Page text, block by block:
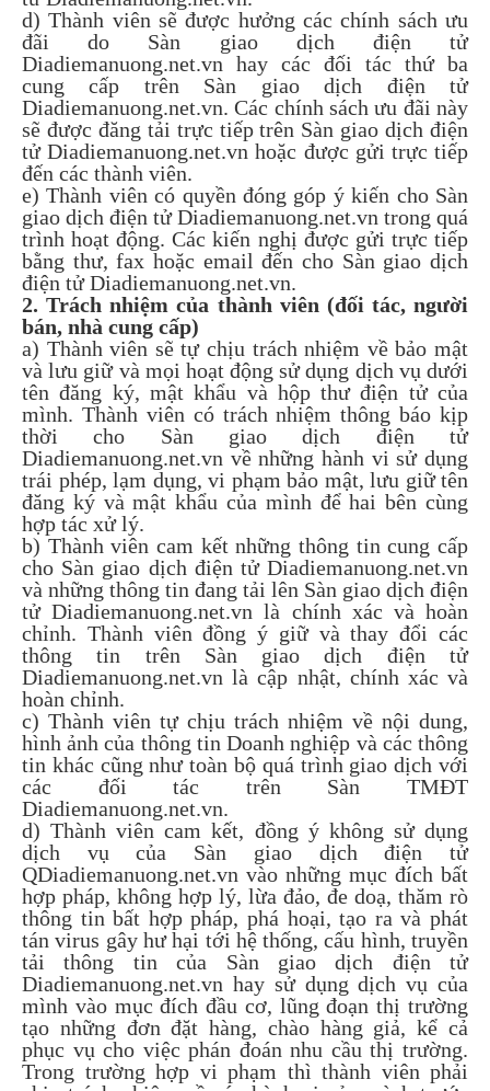
d) Thành viên sẽ được hưởng các chính sách ưu
đãi do Sàn giao dịch điện tử
Diadiemanuong.net.vn hay các đối tác thứ ba
cung cấp trên Sàn giao dịch điện tử
Diadiemanuong.net.vn. Các chính sách ưu đãi này
sẽ được đăng tải trực tiếp trên Sàn giao dịch điện
tử Diadiemanuong.net.vn hoặc được gửi trực tiếp
đến các thành viên.
e) Thành viên có quyền đóng góp ý kiến cho Sàn
giao dịch điện tử Diadiemanuong.net.vn trong quá
trình hoạt động. Các kiến nghị được gửi trực tiếp
bằng thư, fax hoặc email đến cho Sàn giao dịch
điện tử Diadiemanuong.net.vn.
2. Trách nhiệm của thành viên (đối tác, người
bán, nhà cung cấp)
a) Thành viên sẽ tự chịu trách nhiệm về bảo mật
và lưu giữ và mọi hoạt động sử dụng dịch vụ dưới
tên đăng ký, mật khẩu và hộp thư điện tử của
mình. Thành viên có trách nhiệm thông báo kịp
thời cho Sàn giao dịch điện tử
Diadiemanuong.net.vn về những hành vi sử dụng
trái phép, lạm dụng, vi phạm bảo mật, lưu giữ tên
đăng ký và mật khẩu của mình để hai bên cùng
hợp tác xử lý.
b) Thành viên cam kết những thông tin cung cấp
cho Sàn giao dịch điện tử Diadiemanuong.net.vn
và những thông tin đang tải lên Sàn giao dịch điện
tử Diadiemanuong.net.vn là chính xác và hoàn
chỉnh. Thành viên đồng ý giữ và thay đổi các
thông tin trên Sàn giao dịch điện tử
Diadiemanuong.net.vn là cập nhật, chính xác và
hoàn chỉnh.
c) Thành viên tự chịu trách nhiệm về nội dung,
hình ảnh của thông tin Doanh nghiệp và các thông
tin khác cũng như toàn bộ quá trình giao dịch với
các đối tác trên Sàn TMĐT
Diadiemanuong.net.vn.
d) Thành viên cam kết, đồng ý không sử dụng
dịch vụ của Sàn giao dịch điện tử
QDiadiemanuong.net.vn vào những mục đích bất
hợp pháp, không hợp lý, lừa đảo, đe doạ, thăm rò
thông tin bất hợp pháp, phá hoại, tạo ra và phát
tán virus gây hư hại tới hệ thống, cấu hình, truyền
tải thông tin của Sàn giao dịch điện tử
Diadiemanuong.net.vn hay sử dụng dịch vụ của
mình vào mục đích đầu cơ, lũng đoạn thị trường
tạo những đơn đặt hàng, chào hàng giả, kể cả
phục vụ cho việc phán đoán nhu cầu thị trường.
Trong trường hợp vi phạm thì thành viên phải